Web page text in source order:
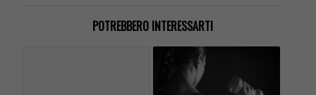
POTREBBERO INTERESSARTI